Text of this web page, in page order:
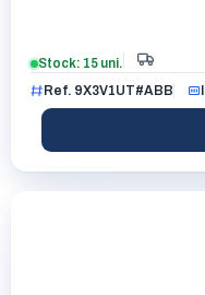
Stock: 15 uni.
Ref. 9X3V1UT#ABB